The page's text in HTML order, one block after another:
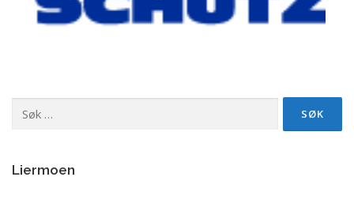
etter:
Liermoen